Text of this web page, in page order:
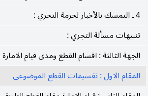
4 ـ التمسك بالأخبار لحرمة التجري :
تنبيهات مسألة التجري :
الجهة الثالثة : اقسام القطع ومدى قيام
المقام الاول : تقسيمات القطع الموضوعي
القطع الموضوعي إلى أقسام أربعة
القطع الموضوعي إلى قسمين ما
طريق إلى الواقع وما أخذ موضوعا
وأضاف صاحب الكفاية ( قده )